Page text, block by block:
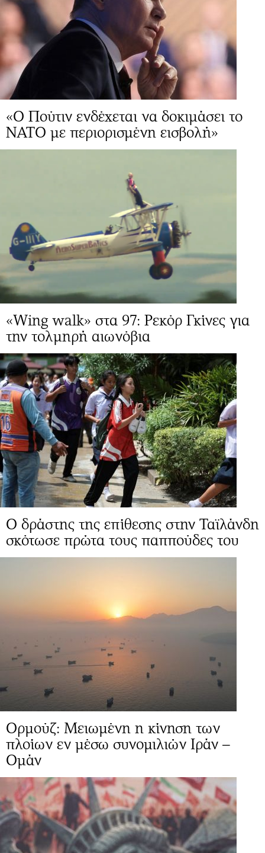
«Ο Πούτιν ενδέχεται να δοκιμάσει το
ΝΑΤΟ με περιορισμένη εισβολή»
«Wing walk» στα 97: Ρεκόρ Γκίνες για
την τολμηρή αιωνόβια
Ο δράστης της επίθεσης στην Ταϊλάνδη
σκότωσε πρώτα τους παππούδες του
Ορμούζ: Μειωμένη η κίνηση των
πλοίων εν μέσω συνομιλιών Ιράν –
Ομάν